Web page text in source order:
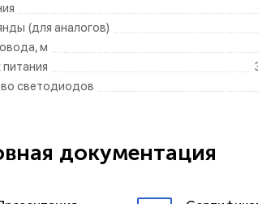
(для аналогов)
м
светодиодов
документация